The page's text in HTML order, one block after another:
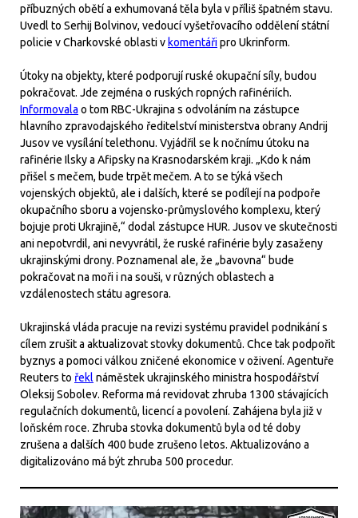
příbuzných obětí a exhumovaná těla byla v příliš špatném stavu.
Uvedl to Serhij Bolvinov, vedoucí vyšetřovacího oddělení státní
policie v Charkovské oblasti v komentářipro Ukrinform.
Útoky na objekty, které podporují ruské okupační síly, budou
pokračovat. Jde zejména o ruských ropných rafinériích.
Informovala o tom RBC-Ukrajina s odvoláním na zástupce
hlavního zpravodajského ředitelství ministerstva obrany Andrij
Jusov ve vysílání telethonu. Vyjádřil se k nočnímu útoku na
rafinérie Ilsky a Afipsky na Krasnodarském kraji. „Kdo k nám
přišel s mečem, bude trpět mečem. A to se týká všech
vojenských objektů, ale i dalších, které se podílejí na podpoře
okupačního sboru a vojensko-průmyslového komplexu, který
bojuje proti Ukrajině,“ dodal zástupce HUR. Jusov ve skutečnosti
ani nepotvrdil, ani nevyvrátil, že ruské rafinérie byly zasaženy
ukrajinskými drony. Poznamenal ale, že „bavovna“ bude
pokračovat na moři i na souši, v různých oblastech a
vzdálenostech státu agresora.
Ukrajinská vláda pracuje na revizi systému pravidel podnikání s
cílem zrušit a aktualizovat stovky dokumentů. Chce tak podpořit
byznys a pomoci válkou zničené ekonomice v oživení. Agentuře
Reuters to řekl náměstek ukrajinského ministra hospodářství
Oleksij Sobolev. Reforma má revidovat zhruba 1300 stávajících
regulačních dokumentů, licencí a povolení. Zahájena byla již v
loňském roce. Zhruba stovka dokumentů byla od té doby
zrušena a dalších 400 bude zrušeno letos. Aktualizováno a
digitalizováno má být zhruba 500 procedur.